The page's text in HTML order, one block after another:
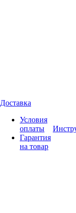
Доставка
Условия
оплаты
Гарантия
на товар